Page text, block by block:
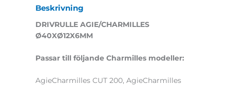
Beskrivning
DRIVRULLE AGIE/CHARMILLES
Ø40XØ12X6MM
Passar till följande Charmilles modeller:
AgieCharmilles CUT 200, AgieCharmilles